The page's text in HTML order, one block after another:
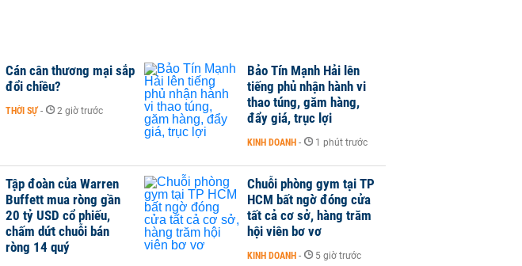
Cán cân thương mại sắp
đổi chiều?
THỜI SỰ - 2 giờ trước
Bảo Tín Mạnh Hải lên
tiếng phủ nhận hành vi
thao túng, găm hàng,
đẩy giá, trục lợi
KINH DOANH - 1 phút trước
Tập đoàn của Warren
Buffett mua ròng gần
20 tỷ USD cổ phiếu,
chấm dứt chuỗi bán
ròng 14 quý
Chuỗi phòng gym tại TP
HCM bất ngờ đóng cửa
tất cả cơ sở, hàng trăm
hội viên bơ vơ
KINH DOANH - 5 giờ trước